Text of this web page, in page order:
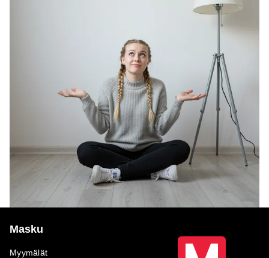
Masku
Myymälät